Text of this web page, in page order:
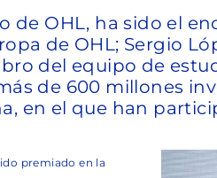
OHL, ha sido el
de OHL; Sergio
del equipo de
de 600 millones
en el que han
premiado en la